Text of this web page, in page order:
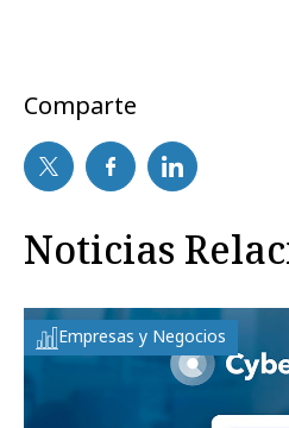
Comparte
Noticias
Empresas y Negocios